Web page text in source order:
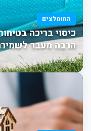
המומלצים
כיסוי בריכה
הרבה מעבר
17:27 תוכן שיווקי